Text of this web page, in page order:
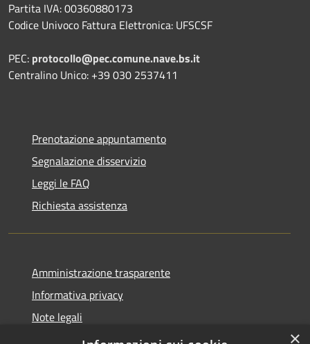
Partita IVA: 00360880173
Codice Univoco Fattura Elettronica: UFSCSF
PEC: protocollo@pec.comune.nave.bs.it
Centralino Unico: +39 030 2537411
Prenotazione appuntamento
Segnalazione disservizio
Leggi le FAQ
Richiesta assistenza
Amministrazione trasparente
Informativa privacy
Note legali
Dichiarazione di accessibilità
×